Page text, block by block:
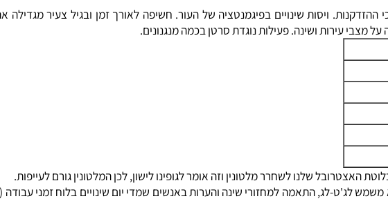
ויסות שינויים בפיגמנטציה של העור. חשיפה לאורך זמן ובגיל צעיר מגדילה את
ושינה. פעילות נוגדת סרטן בכמה מנגנונים.